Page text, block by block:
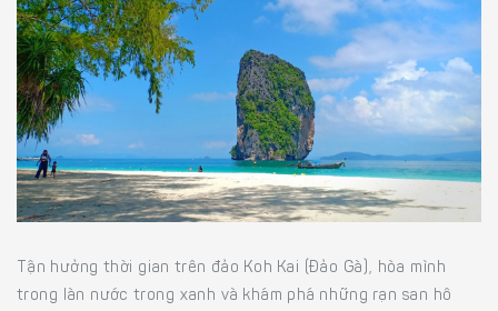
Tận hưởng thời gian trên đảo Koh Kai (Đảo Gà), hòa mình
trong làn nước trong xanh và khám phá những rạn san hô